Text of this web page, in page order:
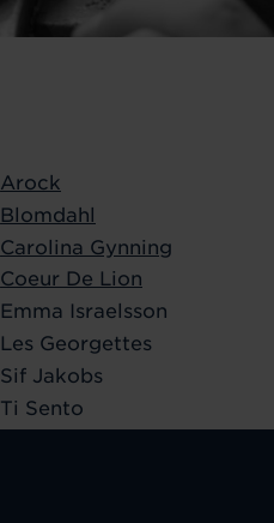
Arock
Blomdahl
Carolina Gynning
Coeur De Lion
Emma Israelsson
Les Georgettes
Sif Jakobs
Ti Sento